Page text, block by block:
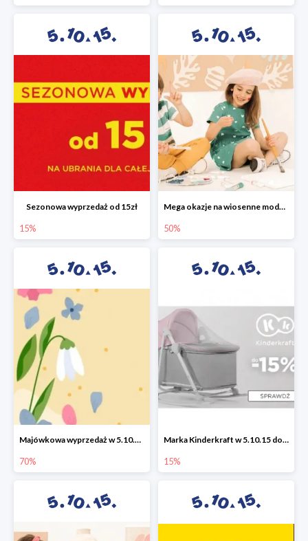
Sezonowa wyprzedaż od 15zł
15%
Mega okazje na wiosenne modele w 5.10.15 do -50%
50%
Majówkowa wyprzedaż w 5.10.15 do -70%
70%
Marka Kinderkraft w 5.10.15 do -15%
15%